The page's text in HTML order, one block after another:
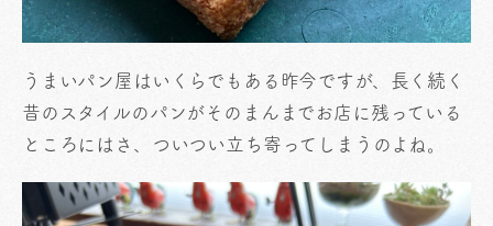
うまいパン屋はいくらでもある昨今ですが、長く続く
昔のスタイルのパンがそのまんまでお店に残っている
ところにはさ、ついつい立ち寄ってしまうのよね。